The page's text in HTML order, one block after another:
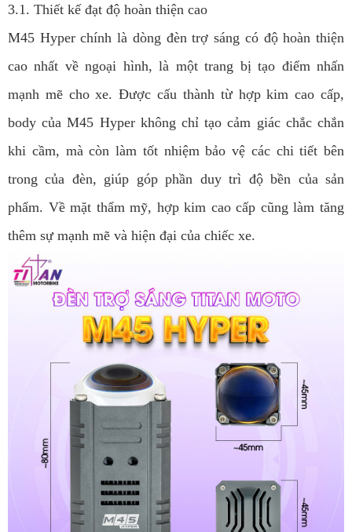
3.1. Thiết kế đạt độ hoàn thiện cao
M45 Hyper chính là dòng đèn trợ sáng có độ hoàn thiện
cao nhất về ngoại hình, là một trang bị tạo điểm nhấn
mạnh mẽ cho xe. Được cấu thành từ hợp kim cao cấp,
body của M45 Hyper không chỉ tạo cảm giác chắc chắn
khi cầm, mà còn làm tốt nhiệm bảo vệ các chi tiết bên
trong của đèn, giúp góp phần duy trì độ bền của sản
phẩm. Về mặt thẩm mỹ, hợp kim cao cấp cũng làm tăng
thêm sự mạnh mẽ và hiện đại của chiếc xe.